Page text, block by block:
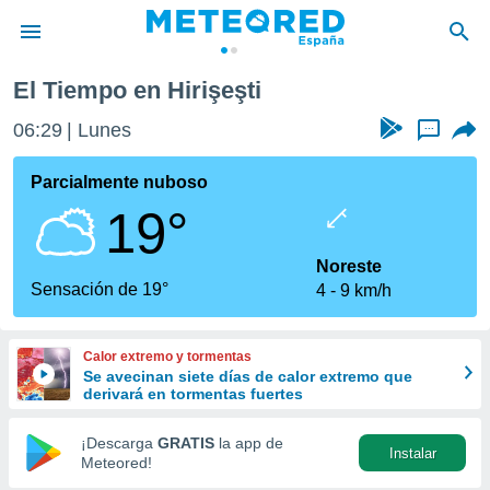
de
por
se
calidad.
a este
las
y
forma
digital
basada
El Tiempo en Hirişeşti
06:29 Lunes ...
Parcialmente nuboso
19°
Sensación de 19°
Noreste
4
9 km/h
Calor extremo y tormentas
Se avecinan siete días de calor extremo que
derivará en tormentas fuertes
¡Descarga GRATIS la app de
Meteored!
Instalar